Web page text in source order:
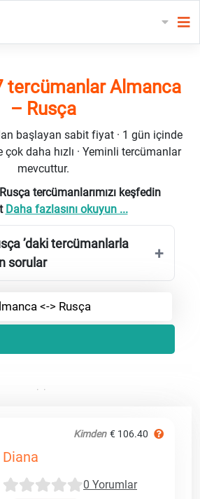
tercümanlar Almanca
– Rusça
başlayan sabit fiyat · 1 gün içinde
çok daha hızlı · Yeminli tercümanlar
mevcuttur.
tercümanlarımızı keşfedin
Daha fazlasını okuyun ...
’daki tercümanlarla
sorular
<-> Rusça
Kimden € 106.40
Diana
0 Yorumlar